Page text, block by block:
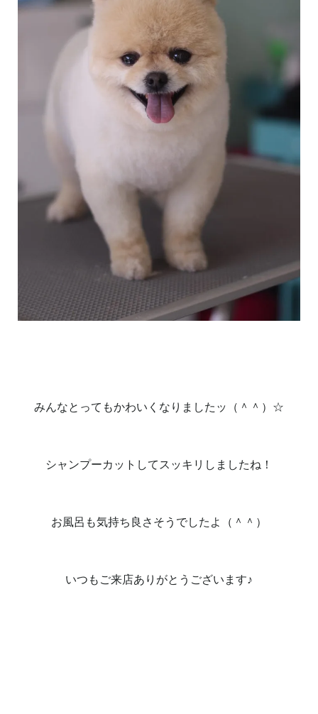
みんなとってもかわいくなりましたッ（＾＾）☆
シャンプーカットしてスッキリしましたね！
お風呂も気持ち良さそうでしたよ（＾＾）
いつもご来店ありがとうございます♪